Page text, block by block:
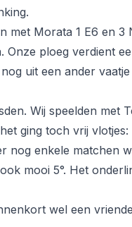
met Morata 1 E6 en 3
Onze ploeg verdient
uit een ander
Wij speelden met
ging toch vrij
nog enkele matchen
mooi 5°. Het
wel een